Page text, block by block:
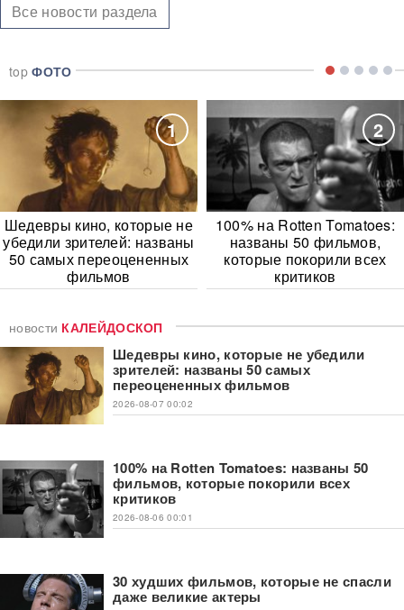
Все новости раздела
topФОТО
1
Шедевры кино, которые не
убедили зрителей: названы
50 самых переоцененных
фильмов
2
100% на Rotten Tomatoes:
названы 50 фильмов,
которые покорили всех
критиков
новости КАЛЕЙДОСКОП
Шедевры кино, которые не убедили
зрителей: названы 50 самых
переоцененных фильмов
2026-08-07 00:02
100% на Rotten Tomatoes: названы 50
фильмов, которые покорили всех
критиков
2026-08-06 00:01
30 худших фильмов, которые не спасли
даже великие актеры